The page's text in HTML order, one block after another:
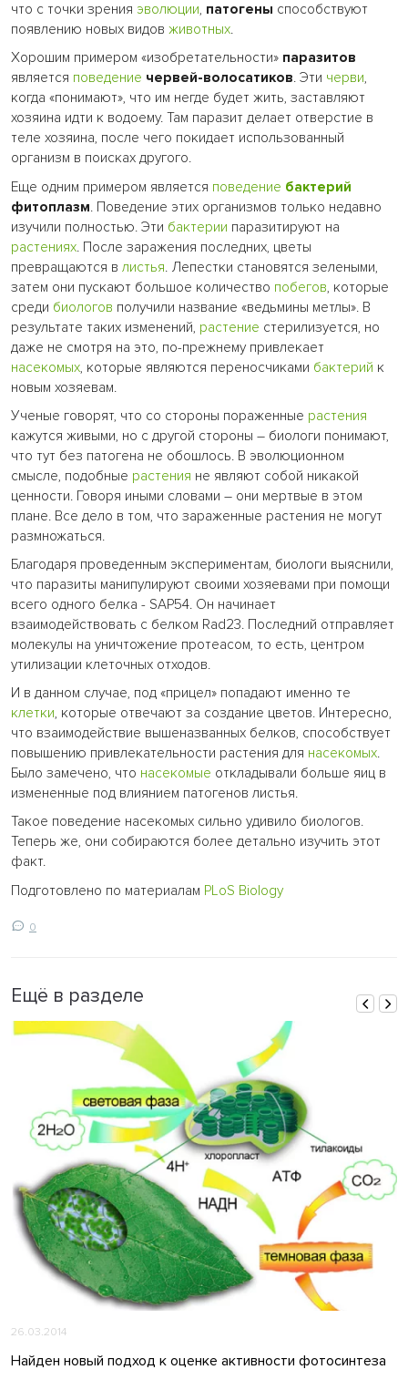
что с точки зрения эволюции, патогены способствуют
появлению новых видов животных.
Хорошим примером «изобретательности» паразитов
является поведение червей-волосатиков. Эти черви,
когда «понимают», что им негде будет жить, заставляют
хозяина идти к водоему. Там паразит делает отверстие в
теле хозяина, после чего покидает использованный
организм в поисках другого.
Еще одним примером является поведение бактерий
фитоплазм. Поведение этих организмов только недавно
изучили полностью. Эти бактерии паразитируют на
растениях. После заражения последних, цветы
превращаются в листья. Лепестки становятся зелеными,
затем они пускают большое количество побегов, которые
среди биологов получили название «ведьмины метлы». В
результате таких изменений, растение стерилизуется, но
даже не смотря на это, по-прежнему привлекает
насекомых, которые являются переносчиками бактерий к
новым хозяевам.
Ученые говорят, что со стороны пораженные растения
кажутся живыми, но с другой стороны – биологи понимают,
что тут без патогена не обошлось. В эволюционном
смысле, подобные растения не являют собой никакой
ценности. Говоря иными словами – они мертвые в этом
плане. Все дело в том, что зараженные растения не могут
размножаться.
Благодаря проведенным экспериментам, биологи выяснили,
что паразиты манипулируют своими хозяевами при помощи
всего одного белка - SAP54. Он начинает
взаимодействовать с белком Rad23. Последний отправляет
молекулы на уничтожение протеасом, то есть, центром
утилизации клеточных отходов.
И в данном случае, под «прицел» попадают именно те
клетки, которые отвечают за создание цветов. Интересно,
что взаимодействие вышеназванных белков, способствует
повышению привлекательности растения для насекомых.
Было замечено, что насекомые откладывали больше яиц в
измененные под влиянием патогенов листья.
Такое поведение насекомых сильно удивило биологов.
Теперь же, они собираются более детально изучить этот
факт.
Подготовлено по материалам PLoS Biology
0
Ещё в разделе
26.03.2014
Найден новый подход к оценке активности фотосинтеза